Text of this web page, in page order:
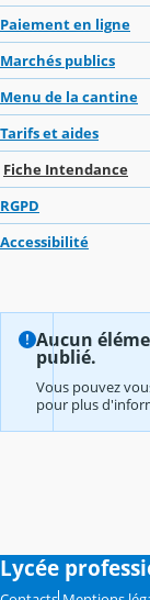
Paiement en ligne
Marchés publics
Menu de la cantine
Tarifs et aides
Fiche Intendance
RGPD
Accessibilité
Aucun
publié.
Vous pouvez
pour plus
Lycée